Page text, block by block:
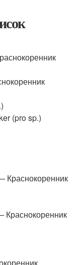
(pro sp.)
Краснокоренник
Краснокоренник